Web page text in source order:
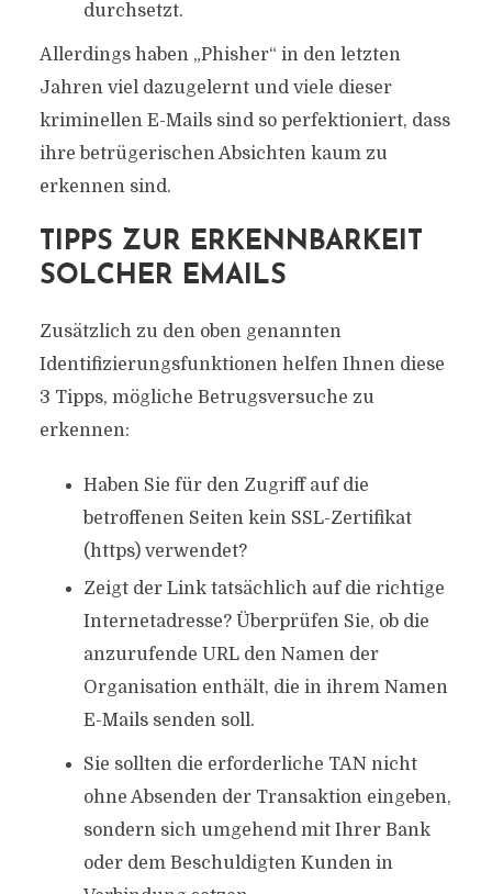
durchsetzt.
Allerdings haben „Phisher“ in den letzten
Jahren viel dazugelernt und viele dieser
kriminellen E-Mails sind so perfektioniert, dass
ihre betrügerischen Absichten kaum zu
erkennen sind.
TIPPS ZUR ERKENNBARKEIT
SOLCHER EMAILS
Zusätzlich zu den oben genannten
Identifizierungsfunktionen helfen Ihnen diese
3 Tipps, mögliche Betrugsversuche zu
erkennen:
Haben Sie für den Zugriff auf die
betroffenen Seiten kein SSL-Zertifikat
(https) verwendet?
Zeigt der Link tatsächlich auf die richtige
Internetadresse? Überprüfen Sie, ob die
anzurufende URL den Namen der
Organisation enthält, die in ihrem Namen
E-Mails senden soll.
Sie sollten die erforderliche TAN nicht
ohne Absenden der Transaktion eingeben,
sondern sich umgehend mit Ihrer Bank
oder dem Beschuldigten Kunden in